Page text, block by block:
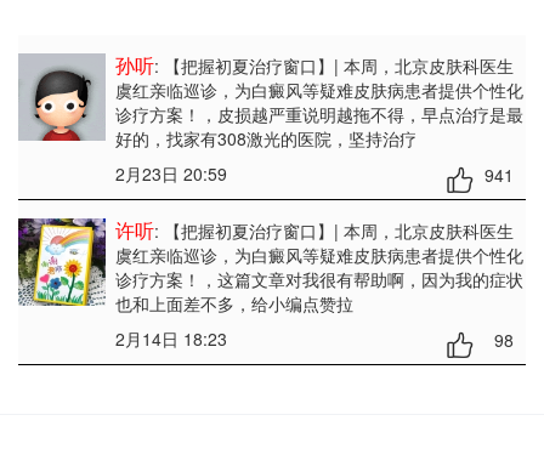
孙听: 【把握初夏治疗窗口】| 本周，北京皮肤科医生
虞红亲临巡诊，为白癜风等疑难皮肤病患者提供个性化
诊疗方案！ ，皮损越严重说明越拖不得，早点治疗是最
好的，找家有308激光的医院，坚持治疗
2月23日 20:59
941
许听: 【把握初夏治疗窗口】| 本周，北京皮肤科医生
虞红亲临巡诊，为白癜风等疑难皮肤病患者提供个性化
诊疗方案！ ，这篇文章对我很有帮助啊，因为我的症状
也和上面差不多，给小编点赞拉
2月14日 18:23
98